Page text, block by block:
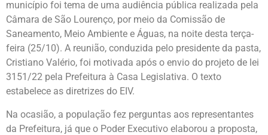
município foi tema de uma audiência pública realizada pela
Câmara de São Lourenço, por meio da Comissão de
Saneamento, Meio Ambiente e Águas, na noite desta terça-
feira (25/10). A reunião, conduzida pelo presidente da pasta,
Cristiano Valério, foi motivada após o envio do projeto de lei
3151/22 pela Prefeitura à Casa Legislativa. O texto
estabelece as diretrizes do EIV.
Na ocasião, a população fez perguntas aos representantes
da Prefeitura, já que o Poder Executivo elaborou a proposta,